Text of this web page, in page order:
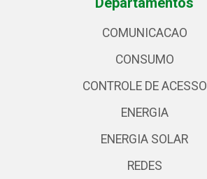
COMUNICACAO
CONSUMO
CONTROLE DE ACESSO
ENERGIA
ENERGIA SOLAR
REDES